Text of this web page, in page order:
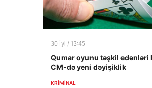
30 İyl / 13:45
Qumar oyunu təşkil edənləri
CM-də yeni dəyişiklik
KRIMINAL